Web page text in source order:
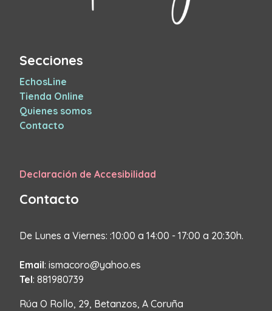
Secciones
EchosLine
Tienda Online
Quienes somos
Contacto
Declaración de Accesibilidad
Contacto
De Lunes a Viernes: :10:00 a 14:00 - 17:00 a 20:30h.
Email: ismacoro@yahoo.es
Tel: 881980739
Rúa O Rollo, 29, Betanzos, A Coruña